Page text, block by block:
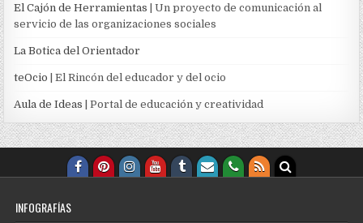
El Cajón de Herramientas | Un proyecto de comunicación al
servicio de las organizaciones sociales
La Botica del Orientador
teOcio | El Rincón del educador y del ocio
Aula de Ideas | Portal de educación y creatividad
INFOGRAFÍAS